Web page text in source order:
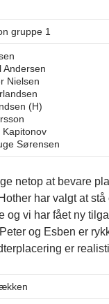
gruppe 1
Andersen
Nielsen
(H)
Kapitonov
Sørensen
netop at bevare
har valgt at stå
og vi har fået ny
og Esben er
er